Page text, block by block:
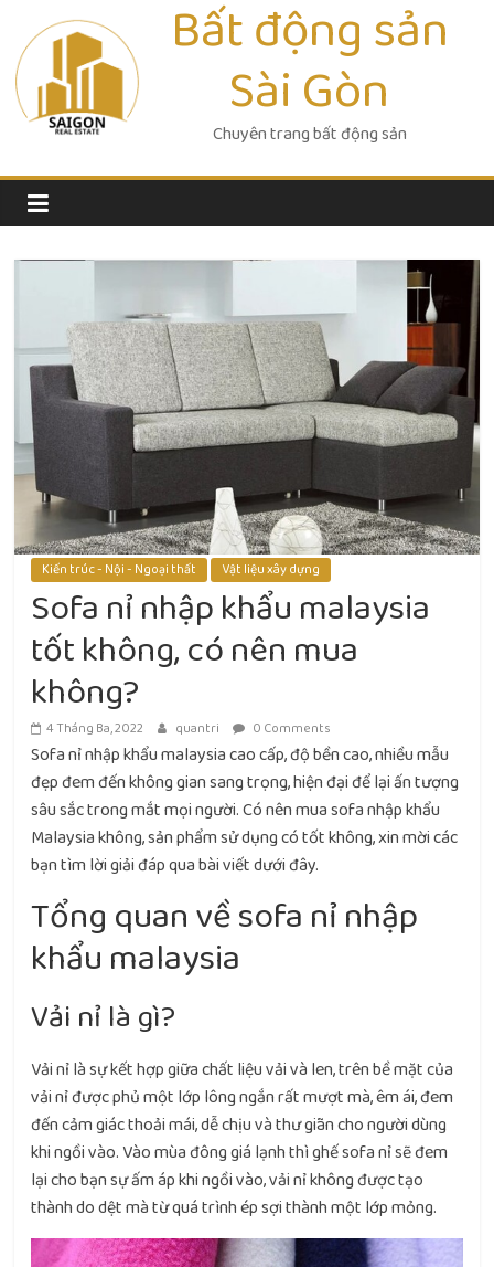
content
Bất động sản
Sài Gòn
Chuyên trang bất động sản
Kiến trúc - Nội - Ngoại thất Vật liệu xây dựng
Sofa nỉ nhập khẩu malaysia
tốt không, có nên mua
không?
4 Tháng Ba, 2022 quantri 0 Comments
Sofa nỉ nhập khẩu malaysia cao cấp, độ bền cao, nhiều mẫu
đẹp đem đến không gian sang trọng, hiện đại để lại ấn tượng
sâu sắc trong mắt mọi người. Có nên mua sofa nhập khẩu
Malaysia không, sản phẩm sử dụng có tốt không, xin mời các
bạn tìm lời giải đáp qua bài viết dưới đây.
Tổng quan về sofa nỉ nhập
khẩu malaysia
Vải nỉ là gì?
Vải nỉ là sự kết hợp giữa chất liệu vải và len, trên bề mặt của
vải nỉ được phủ một lớp lông ngắn rất mượt mà, êm ái, đem
đến cảm giác thoải mái, dễ chịu và thư giãn cho người dùng
khi ngồi vào. Vào mùa đông giá lạnh thì ghế sofa nỉ sẽ đem
lại cho bạn sự ấm áp khi ngồi vào, vải nỉ không được tạo
thành do dệt mà từ quá trình ép sợi thành một lớp mỏng.